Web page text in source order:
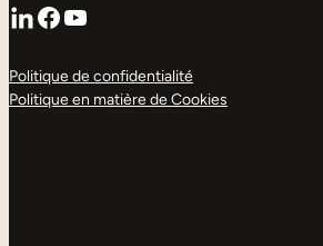
LinkedIn
Facebook
YouTube
Politique de confidentialité
Politique en matière de Cookies